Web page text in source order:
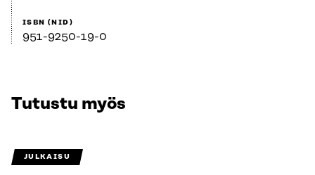
ISBN (NID)
951-9250-19-0
Tutustu myös
JULKAISU